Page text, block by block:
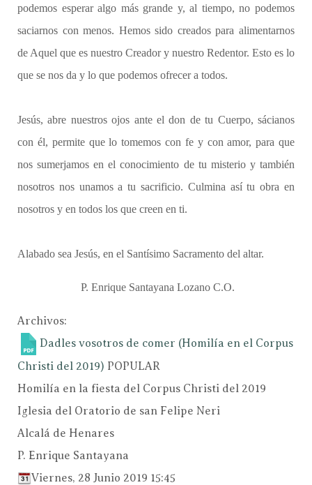
podemos esperar algo más grande y, al tiempo, no podemos
saciarnos con menos. Hemos sido creados para alimentarnos
de Aquel que es nuestro Creador y nuestro Redentor. Esto es lo
que se nos da y lo que podemos ofrecer a todos.
Jesús, abre nuestros ojos ante el don de tu Cuerpo, sácianos
con él, permite que lo tomemos con fe y con amor, para que
nos sumerjamos en el conocimiento de tu misterio y también
nosotros nos unamos a tu sacrificio. Culmina así tu obra en
nosotros y en todos los que creen en ti.
Alabado sea Jesús, en el Santísimo Sacramento del altar.
P. Enrique Santayana Lozano C.O.
Archivos:
Dadles vosotros de comer (Homilía en el Corpus
Christi del 2019) POPULAR
Homilía en la fiesta del Corpus Christi del 2019
Iglesia del Oratorio de san Felipe Neri
Alcalá de Henares
P. Enrique Santayana
Viernes, 28 Junio 2019 15:45